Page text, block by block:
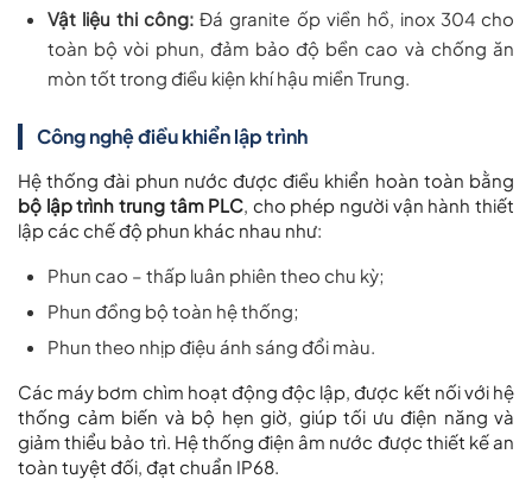
Vật liệu thi công: Đá granite ốp viền hồ, inox 304 cho
toàn bộ vòi phun, đảm bảo độ bền cao và chống ăn
mòn tốt trong điều kiện khí hậu miền Trung.
Công nghệ điều khiển lập trình
Hệ thống đài phun nước được điều khiển hoàn toàn bằng
bộ lập trình trung tâm PLC, cho phép người vận hành thiết
lập các chế độ phun khác nhau như:
Phun cao – thấp luân phiên theo chu kỳ;
Phun đồng bộ toàn hệ thống;
Phun theo nhịp điệu ánh sáng đổi màu.
Các máy bơm chìm hoạt động độc lập, được kết nối với hệ
thống cảm biến và bộ hẹn giờ, giúp tối ưu điện năng và
giảm thiểu bảo trì. Hệ thống điện âm nước được thiết kế an
toàn tuyệt đối, đạt chuẩn IP68.